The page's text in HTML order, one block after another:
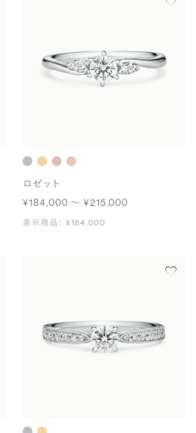
ロゼット
¥184,000 〜 ¥215,000
表示商品： ¥184,000